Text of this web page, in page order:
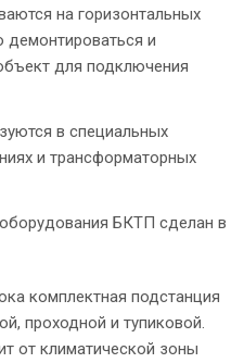
на горизонтальных
и
для подключения
в специальных
и трансформаторных
БКТП сделан в
комплектная подстанция
проходной и тупиковой.
от климатической зоны